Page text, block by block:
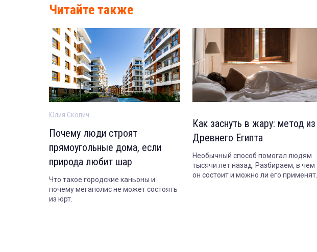
Читайте также
Юлия Скопич
Почему люди строят
прямоугольные дома, если
природа любит шар
Что такое городские каньоны и
почему мегаполис не может состоять
из юрт.
Как заснуть в жару: метод из
Древнего Египта
Необычный способ помогал людям
тысячи лет назад. Разбираем, в чем
он состоит и можно ли его применять